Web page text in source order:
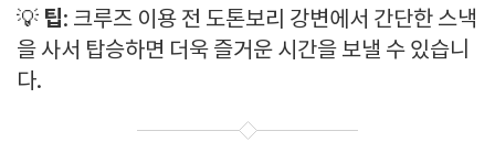
💡 팁: 크루즈 이용 전 도톤보리 강변에서 간단한 스낵
을 사서 탑승하면 더욱 즐거운 시간을 보낼 수 있습니
다.